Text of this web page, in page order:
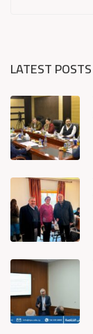
LATEST POSTS